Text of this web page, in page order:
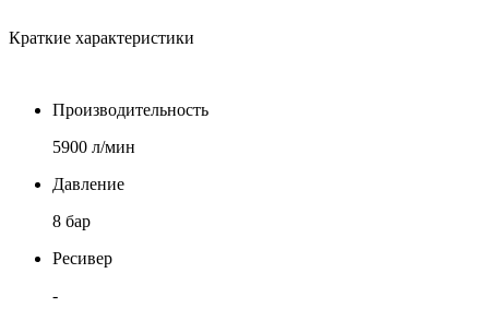
Краткие характеристики
Производительность
5900 л/мин
Давление
8 бар
Ресивер
-